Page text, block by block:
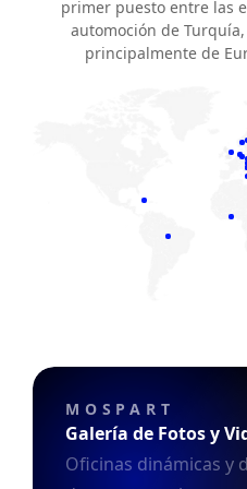
primer puesto entre las
automoción de
principalmente de
MOSPART
Galería de Fotos y
Oficinas dinámicas y